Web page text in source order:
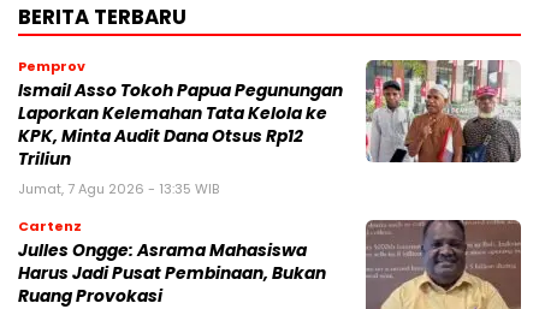
BERITA TERBARU
Pemprov
Ismail Asso Tokoh Papua Pegunungan
Laporkan Kelemahan Tata Kelola ke
KPK, Minta Audit Dana Otsus Rp12
Triliun
Jumat, 7 Agu 2026 - 13:35 WIB
Cartenz
Julles Ongge: Asrama Mahasiswa
Harus Jadi Pusat Pembinaan, Bukan
Ruang Provokasi